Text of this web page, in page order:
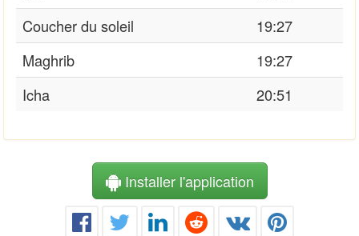
Coucher du soleil
19:27
Maghrib
19:27
Icha
20:51
Installer l'application